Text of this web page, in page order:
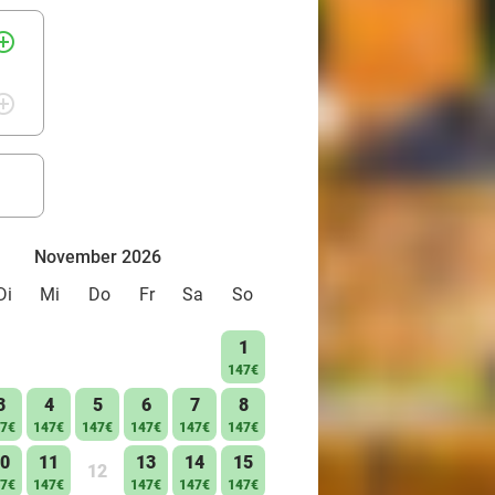
November 2026
Mi Do Fr Sa So
1
147€
4
147€
5
147€
6
147€
7
147€
8
147€
11
147€
12 13
147€
14
147€
15
147€